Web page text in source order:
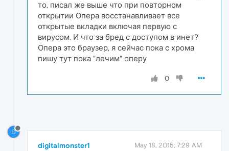
то, писал же выше что при повторном
открытии Опера восстанавливает все
открытые вкладки включая первую с
вирусом. И что за бред с доступом в инет?
Опера это браузер, я сейчас пока с хрома
пишу тут пока "лечим" оперу
0
D
digitalmonster1 May 18, 2015, 7:29 AM